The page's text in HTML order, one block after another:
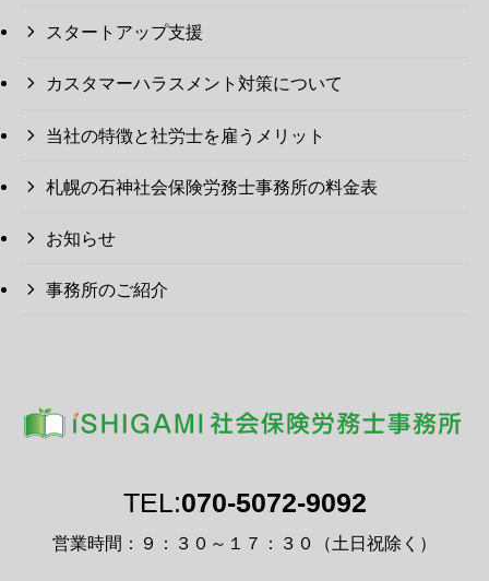
スタートアップ支援
カスタマーハラスメント対策について
当社の特徴と社労士を雇うメリット
札幌の石神社会保険労務士事務所の料金表
お知らせ
事務所のご紹介
TEL:070-5072-9092
営業時間：９：３０～１７：３０（土日祝除く）